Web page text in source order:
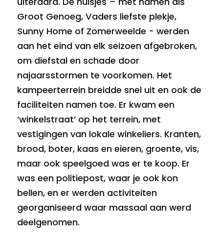
Groot Genoeg, Vaders liefste plekje,
Sunny Home of Zomerweelde - werden
aan het eind van elk seizoen afgebroken,
om diefstal en schade door
najaarsstormen te voorkomen. Het
kampeerterrein breidde snel uit en ook de
faciliteiten namen toe. Er kwam een
‘winkelstraat’ op het terrein, met
vestigingen van lokale winkeliers. Kranten,
brood, boter, kaas en eieren, groente, vis,
maar ook speelgoed was er te koop. Er
was een politiepost, waar je ook kon
bellen, en er werden activiteiten
georganiseerd waar massaal aan werd
deelgenomen.